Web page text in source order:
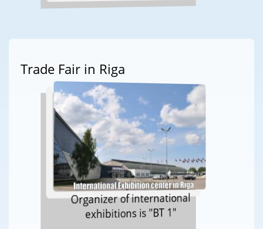
Trade Fair in Riga
Organizer of international
exhibitions is "BT 1"